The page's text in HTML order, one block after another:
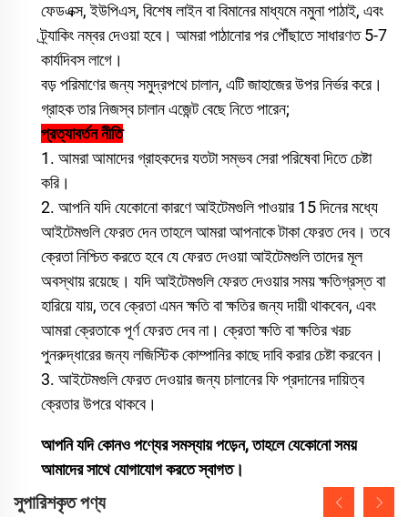
ফেডএক্স, ইউপিএস, বিশেষ লাইন বা বিমানের মাধ্যমে নমুনা পাঠাই, এবং
ট্র্যাকিং নম্বর দেওয়া হবে। আমরা পাঠানোর পর পৌঁছাতে সাধারণত 5-7
কার্যদিবস লাগে।
বড় পরিমাণের জন্য সমুদ্রপথে চালান, এটি জাহাজের উপর নির্ভর করে।
গ্রাহক তার নিজস্ব চালান এজেন্ট বেছে নিতে পারেন;
প্রত্যাবর্তন নীতি
1. আমরা আমাদের গ্রাহকদের যতটা সম্ভব সেরা পরিষেবা দিতে চেষ্টা
করি।
2. আপনি যদি যেকোনো কারণে আইটেমগুলি পাওয়ার 15 দিনের মধ্যে
আইটেমগুলি ফেরত দেন তাহলে আমরা আপনাকে টাকা ফেরত দেব। তবে
ক্রেতা নিশ্চিত করতে হবে যে ফেরত দেওয়া আইটেমগুলি তাদের মূল
অবস্থায় রয়েছে। যদি আইটেমগুলি ফেরত দেওয়ার সময় ক্ষতিগ্রস্ত বা
হারিয়ে যায়, তবে ক্রেতা এমন ক্ষতি বা ক্ষতির জন্য দায়ী থাকবেন, এবং
আমরা ক্রেতাকে পূর্ণ ফেরত দেব না। ক্রেতা ক্ষতি বা ক্ষতির খরচ
পুনরুদ্ধারের জন্য লজিস্টিক কোম্পানির কাছে দাবি করার চেষ্টা করবেন।
3. আইটেমগুলি ফেরত দেওয়ার জন্য চালানের ফি প্রদানের দায়িত্ব
ক্রেতার উপরে থাকবে।
আপনি যদি কোনও পণ্যের সমস্যায় পড়েন, তাহলে যেকোনো সময়
আমাদের সাথে যোগাযোগ করতে স্বাগত।
সুপারিশকৃত পণ্য